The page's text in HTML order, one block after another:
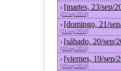
› [martes, 23/sep/
[23/sep/2014]
› [domingo, 21/
[21/sep/2014]
› [sábado, 20/sep/
[20/sep/2014]
› [viernes, 19/sep/
[19/sep/2014]